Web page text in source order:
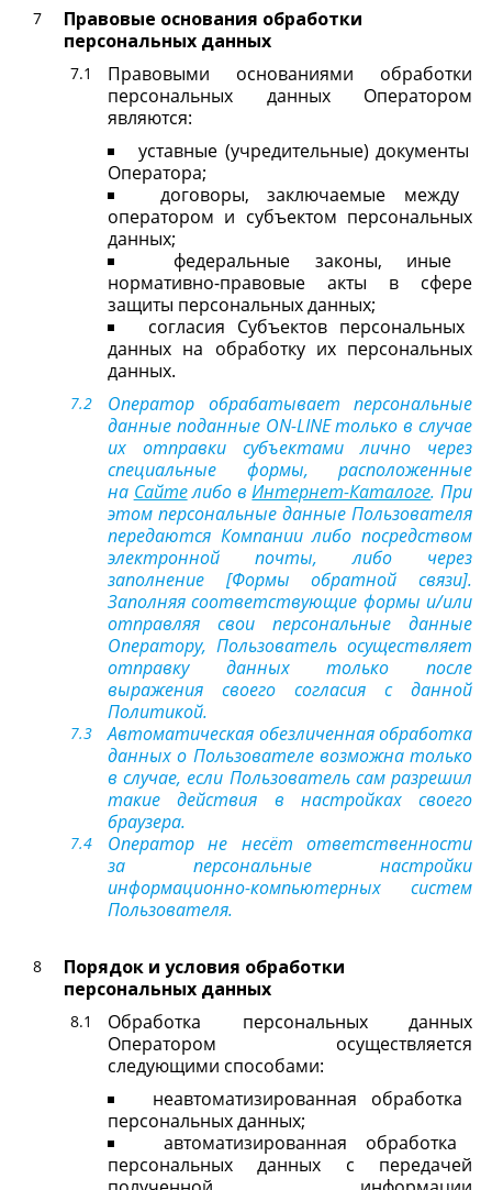
Правовые основания обработки
персональных данных
Правовыми основаниями обработки
персональных данных Оператором
являются:
уставные (учредительные) документы
Оператора;
договоры, заключаемые между
оператором и субъектом персональных
данных;
федеральные законы, иные
нормативно-правовые акты в сфере
защиты персональных данных;
согласия Субъектов персональных
данных на обработку их персональных
данных.
Оператор обрабатывает персональные
данные поданные ON-LINE только в случае
их отправки cубъектами лично через
специальные формы, расположенные
на Сайтелибо вИнтернет-Каталоге. При
этом персональные данные Пользователя
передаются Компании либо посредством
электронной почты, либо через
заполнение [Формы обратной связи].
Заполняя соответствующие формы и/или
отправляя свои персональные данные
Оператору, Пользователь осуществляет
отправку данных только после
выражения своего согласия с данной
Политикой.
Автоматическая обезличенная обработка
данных о Пользователе возможна только
в случае, если Пользователь сам разрешил
такие действия в настройках своего
браузера.
Оператор не несёт ответственности
за персональные настройки
информационно-компьютерных систем
Пользователя.
Порядок и условия обработки
персональных данных
Обработка персональных данных
Оператором осуществляется
следующими способами:
неавтоматизированная обработка
персональных данных;
автоматизированная обработка
персональных данных с передачей